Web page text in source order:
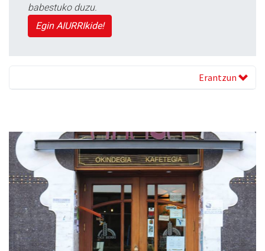
babestuko duzu.
Egin AIURRIkide!
Erantzun